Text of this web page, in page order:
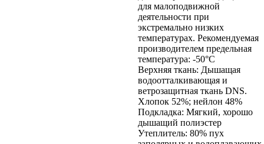
для малоподвижной
деятельности при
экстремально низких
температурах. Рекомендуемая
производителем предельная
температура: -50°С
Верхняя ткань: Дышащая
водоотталкивающая и
ветрозащитная ткань DNS.
Хлопок 52%; нейлон 48%
Подкладка: Мягкий, хорошо
дышащий полиэстер
Утеплитель: 80% пух